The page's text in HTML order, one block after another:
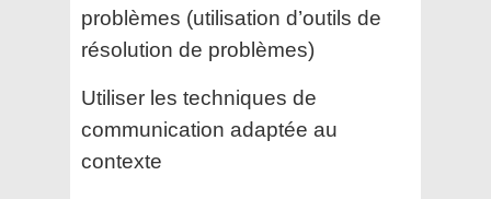
problèmes (utilisation d’outils de
résolution de problèmes)
Utiliser les techniques de
communication adaptée au
contexte